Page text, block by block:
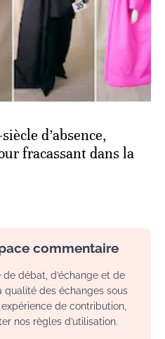
d’absence,
fracassant dans la
commentaire
débat, d’échange et de
qualité des échanges sous
de contribution,
nos règles d’utilisation.